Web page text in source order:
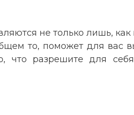
не только лишь,
то, поможет для вас
что разрешите для